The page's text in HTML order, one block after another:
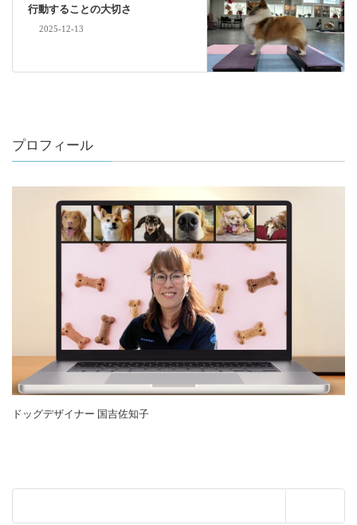
行動することの大切さ
2025-12-13
プロフィール
ドッグデザイナー 国吉佐知子